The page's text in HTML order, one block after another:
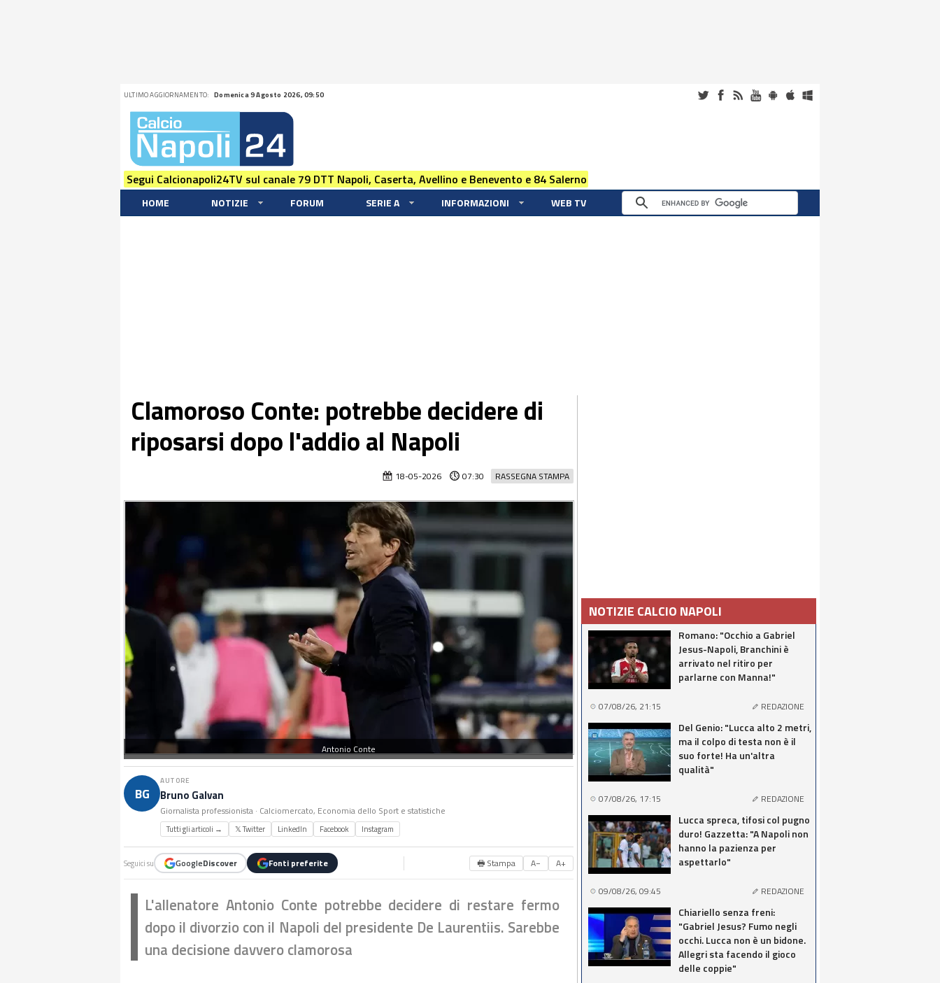
ULTIMO AGGIORNAMENTO: Domenica 9 Agosto 2026, 09:50
Segui Calcionapoli24TV sul canale 79 DTT Napoli, Caserta, Avellino e Benevento e 84 Salerno
HOME NOTIZIE FORUM SERIE A INFORMAZIONI WEB TV
Clamoroso Conte: potrebbe decidere di
riposarsi dopo l'addio al Napoli
RASSEGNA STAMPA
18-05-2026 07:30
Antonio Conte
BG
AUTORE
Bruno Galvan
Giornalista professionista · Calciomercato, Economia dello Sport e statistiche
Tutti gli articoli → 𝕏 Twitter LinkedIn Facebook Instagram
Seguici su GoogleDiscover Fonti preferite 🖶 Stampa A− A+
L'allenatore Antonio Conte potrebbe decidere di restare fermo
dopo il divorzio con il Napoli del presidente De Laurentiis. Sarebbe
una decisione davvero clamorosa
NOTIZIE CALCIO NAPOLI
Romano: "Occhio a Gabriel
Jesus-Napoli, Branchini è
arrivato nel ritiro per
parlarne con Manna!"
07/08/26, 21:15 REDAZIONE
Del Genio: "Lucca alto 2 metri,
ma il colpo di testa non è il
suo forte! Ha un'altra
qualità"
07/08/26, 17:15 REDAZIONE
Lucca spreca, tifosi col pugno
duro! Gazzetta: "A Napoli non
hanno la pazienza per
aspettarlo"
09/08/26, 09:45 REDAZIONE
Chiariello senza freni:
"Gabriel Jesus? Fumo negli
occhi. Lucca non è un bidone.
Allegri sta facendo il gioco
delle coppie"